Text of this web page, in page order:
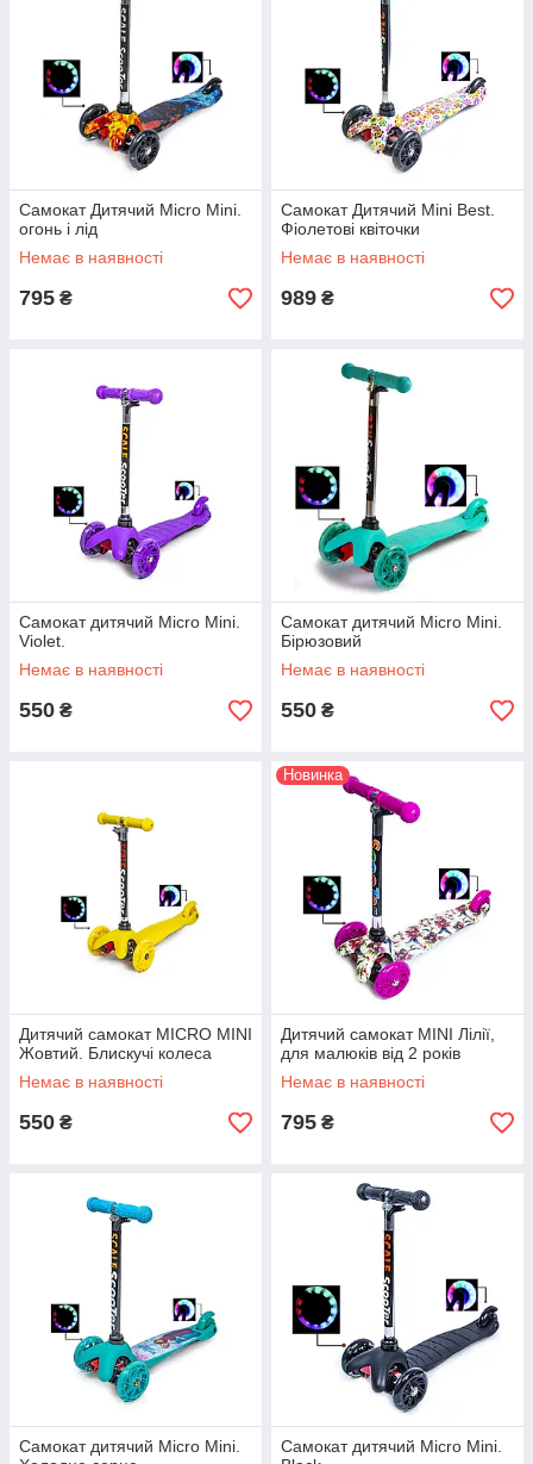
Самокат Дитячий Micro Mini.
огонь і лід
Немає в наявності
795 ₴
Самокат Дитячий Mini Best.
Фіолетові квіточки
Немає в наявності
989 ₴
Самокат дитячий Micro Mini.
Violet.
Немає в наявності
550 ₴
Самокат дитячий Micro Mini.
Бірюзовий
Немає в наявності
550 ₴
Дитячий самокат MICRO MINI
Жовтий. Блискучі колеса
Немає в наявності
550 ₴
Новинка
Дитячий самокат MINI Лілії,
для малюків від 2 років
Немає в наявності
795 ₴
Самокат дитячий Micro Mini.
Самокат дитячий Micro Mini.